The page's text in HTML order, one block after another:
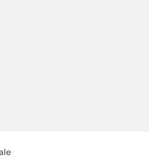
toute votre attention. Au plaisir